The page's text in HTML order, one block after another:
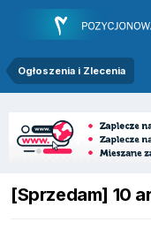
Ogłoszenia i Zlecenia
[Sprzedam] 10